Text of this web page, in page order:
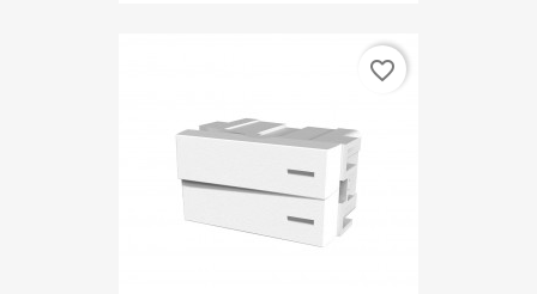
favorite_border